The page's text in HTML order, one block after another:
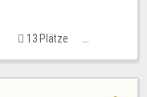
13 Plätze